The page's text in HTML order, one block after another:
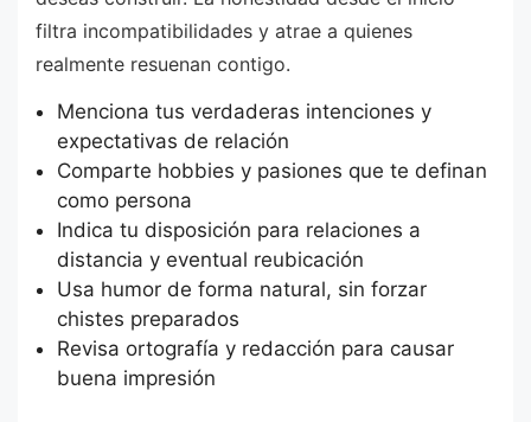
filtra incompatibilidades y atrae a quienes
realmente resuenan contigo.
Menciona tus verdaderas intenciones y
expectativas de relación
Comparte hobbies y pasiones que te definan
como persona
Indica tu disposición para relaciones a
distancia y eventual reubicación
Usa humor de forma natural, sin forzar
chistes preparados
Revisa ortografía y redacción para causar
buena impresión